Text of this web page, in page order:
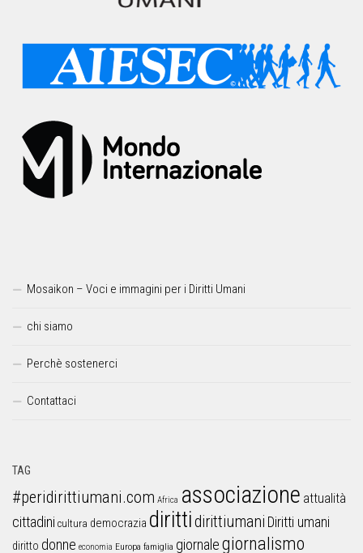
Mosaikon – Voci e immagini per i Diritti Umani
chi siamo
Perchè sostenerci
Contattaci
TAG
#peridirittiumani.com Africa associazione attualità
cittadini cultura democrazia dirittidirittiumani Diritti umani
diritto donne economia Europa famiglia giornalegiornalismo